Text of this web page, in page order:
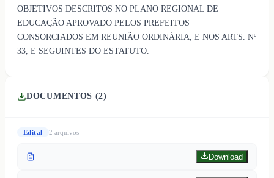
OBJETIVOS DESCRITOS NO PLANO REGIONAL DE
EDUCAÇÃO APROVADO PELOS PREFEITOS
CONSORCIADOS EM REUNIÃO ORDINÁRIA, E NOS ARTS. Nº
33, E SEGUINTES DO ESTATUTO.
DOCUMENTOS (2)
Edital 2 arquivos
Download